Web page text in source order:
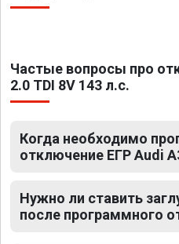
Частые вопросы про
2.0 TDI 8V 143 л.с.
Когда необходимо
отключение ЕГР Audi
Нужно ли ставить
после программного